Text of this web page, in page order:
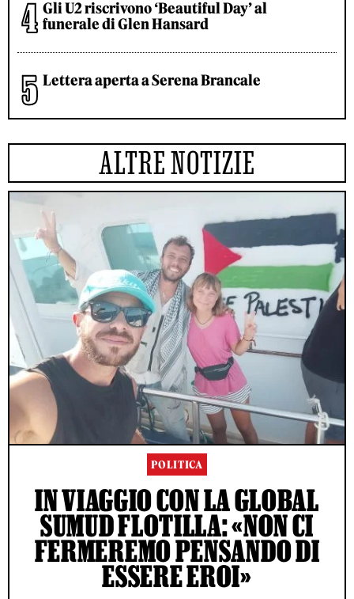
Gli U2 riscrivono ‘Beautiful Day’ al
funerale di Glen Hansard
Lettera aperta a Serena Brancale
ALTRE NOTIZIE
POLITICA
IN VIAGGIO CON LA GLOBAL
SUMUD FLOTILLA: «NON CI
FERMEREMO PENSANDO DI
ESSERE EROI»